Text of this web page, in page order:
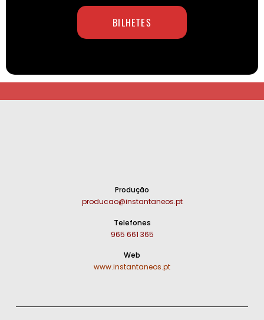
BILHETES
Produção
producao@instantaneos.pt
Telefones
965 661 365
Web
www.instantaneos.pt